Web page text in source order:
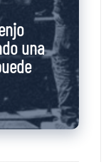
una